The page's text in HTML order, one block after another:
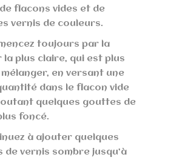
flacons vides et de
vernis de couleurs.
toujours par la
la plus claire, qui est plus
en versant une
dans le flacon vide
quelques gouttes de
foncé.
à ajouter quelques
de vernis sombre jusqu’à